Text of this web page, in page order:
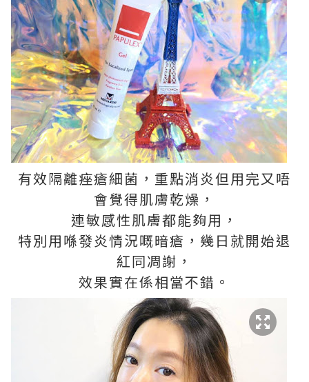
有效隔離痤瘡細菌，重點消炎但用完又唔
會覺得肌膚乾燥，
連敏感性肌膚都能夠用，
特別用喺發炎情況嘅暗瘡，幾日就開始退
紅同凋謝，
效果實在係相當不錯。